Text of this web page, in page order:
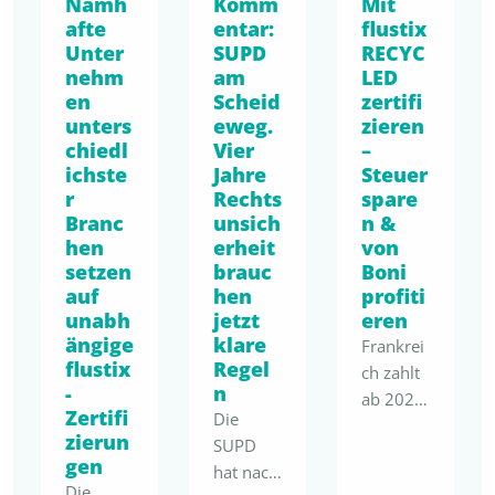
eingereic
ht.
Fokus
unseres
Beitrags:
die
aktuell
fehlende
quantitat
ive
Bewertu
ngslogik
bei
minimal
en
Polymer
anteilen
in
naturna
her
Körperp
flege
und
Gesundh
eitsprod
ukte und
geht nun
den
nächsten
konsequ
enten
Schritt
im
Rahmen
Nachhalt
Mit der
bevorste
henden
PPWR,
einer
bereits
spürbar
veränder
nden
EmpCo-
Kommu
nikation
und
präziser
afte
Unter
nehm
en
unters
chiedl
ichste
r
Branc
hen
setzen
auf
unabh
ängige
flustix
-
Zertifi
zierun
gen
entar:
SUPD
am
Scheid
eweg.
Vier
Jahre
Rechts
unsich
erheit
brauc
hen
jetzt
klare
Regel
n
Die
SUPD
hat nach
flustix
RECYC
LED
zertifi
zieren
–
Steuer
spare
n &
von
Boni
profiti
eren
Frankrei
ch zahlt
ab 2026